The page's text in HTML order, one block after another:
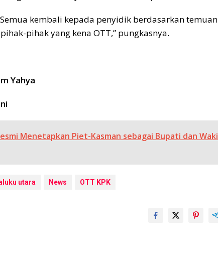
kembali kepada penyidik berdasarkan
pihak yang kena OTT,” pungkasnya.
Yahya
Menetapkan Piet-Kasman sebagai Bupati dan
utara News OTT KPK